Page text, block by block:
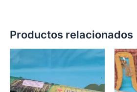
Productos relacionados